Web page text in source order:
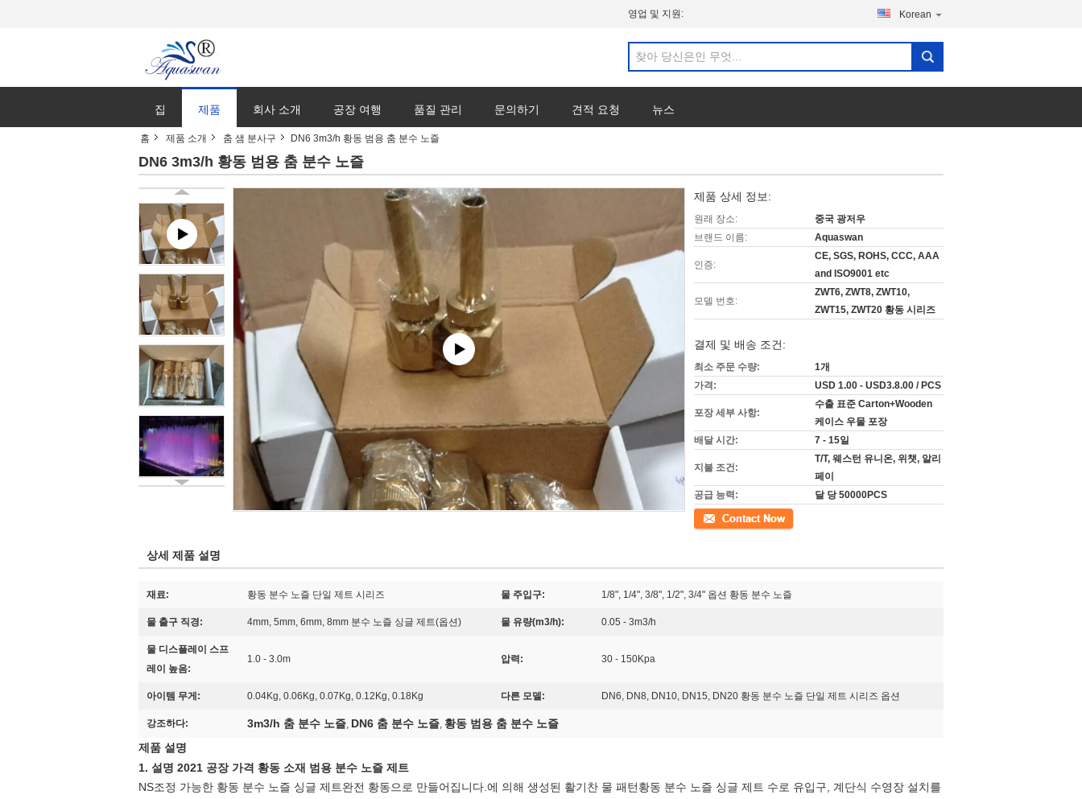
영업 및 지원: Korean
집 제품 회사 소개 공장 여행 품질 관리 문의하기 견적 요청 뉴스
홈 제품 소개 춤 샘 분사구 DN6 3m3/h 황동 범용 춤 분수 노즐
DN6 3m3/h 황동 범용 춤 분수 노즐
제품 상세 정보:
원래 장소:
중국 광저우
브랜드 이름:
Aquaswan
인증:
CE, SGS, ROHS, CCC, AAA
and ISO9001 etc
모델 번호:
ZWT6, ZWT8, ZWT10,
ZWT15, ZWT20 황동 시리즈
결제 및 배송 조건:
최소 주문 수량:
1개
가격:
USD 1.00 - USD3.8.00 / PCS
포장 세부 사항:
수출 표준 Carton+Wooden
케이스 우물 포장
배달 시간:
7 - 15일
지불 조건:
T/T, 웨스턴 유니온, 위챗, 알리
페이
공급 능력:
달 당 50000PCS
접촉
상세 제품 설명
재료: 황동 분수 노즐 단일 제트 시리즈 물 주입구: 1/8", 1/4", 3/8", 1/2", 3/4" 옵션 황동 분수 노즐
물 출구 직경: 4mm, 5mm, 6mm, 8mm 분수 노즐 싱글 제트(옵션) 물 유량(m3/h): 0.05 - 3m3/h
물 디스플레이 스프
레이 높음:
1.0 - 3.0m 압력: 30 - 150Kpa
아이템 무게: 0.04Kg, 0.06Kg, 0.07Kg, 0.12Kg, 0.18Kg 다른 모델: DN6, DN8, DN10, DN15, DN20 황동 분수 노즐 단일 제트 시리즈 옵션
강조하다: 3m3/h 춤 분수 노즐, DN6 춤 분수 노즐, 황동 범용 춤 분수 노즐
제품 설명
1. 설명 2021 공장 가격 황동 소재 범용 분수 노즐 제트
NS조정 가능한 황동 분수 노즐 싱글 제트완전 황동으로 만들어집니다.에 의해 생성된 활기찬 물 패턴황동 분수 노즐 싱글 제트 수로 유입구, 계단식 수영장 설치를